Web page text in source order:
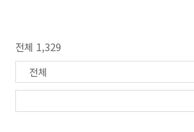
전체 1,329